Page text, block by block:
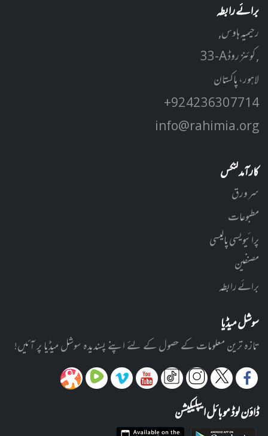
برائے رابطہ
رحیمیہ ہاوس,
33-A کوئنز روڈ ,
لاہور، پاکستان
+92 42 3630 7714
info@rahimia.org
کارآمد لنکس
سر ورق
مطبوعات
پرائیویسی پالیسی
مصنفین
برائے رابطہ
سوشل میڈیا
تازہ ترین معلومات کے حصول کے لئے اپنے پسندیدہ سوشل میڈیا پر آئیں!
ڈاؤن لوڈ موبائل ایپلیکیشن